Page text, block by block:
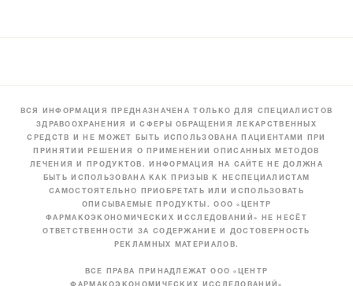
ВСЯ ИНФОРМАЦИЯ ПРЕДНАЗНАЧЕНА ТОЛЬКО ДЛЯ СПЕЦИАЛИСТОВ
ЗДРАВООХРАНЕНИЯ И СФЕРЫ ОБРАЩЕНИЯ ЛЕКАРСТВЕННЫХ
СРЕДСТВ И НЕ МОЖЕТ БЫТЬ ИСПОЛЬЗОВАНА ПАЦИЕНТАМИ ПРИ
ПРИНЯТИИ РЕШЕНИЯ О ПРИМЕНЕНИИ ОПИСАННЫХ МЕТОДОВ
ЛЕЧЕНИЯ И ПРОДУКТОВ. ИНФОРМАЦИЯ НА САЙТЕ НЕ ДОЛЖНА
БЫТЬ ИСПОЛЬЗОВАНА КАК ПРИЗЫВ К НЕСПЕЦИАЛИСТАМ
САМОСТОЯТЕЛЬНО ПРИОБРЕТАТЬ ИЛИ ИСПОЛЬЗОВАТЬ
ОПИСЫВАЕМЫЕ ПРОДУКТЫ. ООО «ЦЕНТР
ФАРМАКОЭКОНОМИЧЕСКИХ ИССЛЕДОВАНИЙ» НЕ НЕСЁТ
ОТВЕТСТВЕННОСТИ ЗА СОДЕРЖАНИЕ И ДОСТОВЕРНОСТЬ
РЕКЛАМНЫХ МАТЕРИАЛОВ.
ВСЕ ПРАВА ПРИНАДЛЕЖАТ ООО «ЦЕНТР